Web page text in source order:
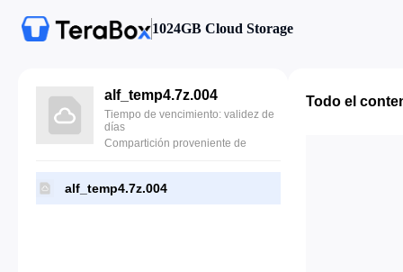
1024GB Cloud Storage
alf_temp4.7z.004
Tiempo de vencimiento: validez de
días
Compartición proveniente de
alf_temp4.7z.004
Todo el